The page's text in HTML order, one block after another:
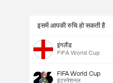
इसमें आपकी रुचि हो सकती है
इंगलैंड
FIFA World Cup
FIFA World Cup
इंटरनेशनल